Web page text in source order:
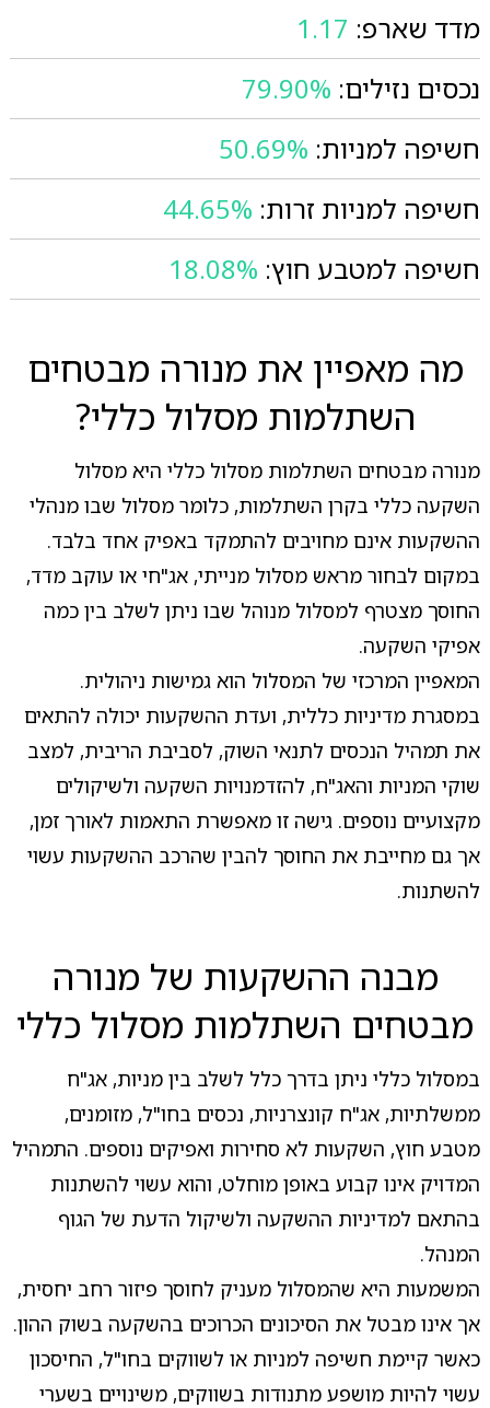
מדד שארפ: 1.17
נכסים נזילים: 79.90%
חשיפה למניות: 50.69%
חשיפה למניות זרות: 44.65%
חשיפה למטבע חוץ: 18.08%
מה מאפיין את מנורה מבטחים
השתלמות מסלול כללי?
מנורה מבטחים השתלמות מסלול כללי היא מסלול
השקעה כללי בקרן השתלמות, כלומר מסלול שבו מנהלי
ההשקעות אינם מחויבים להתמקד באפיק אחד בלבד.
במקום לבחור מראש מסלול מנייתי, אג"חי או עוקב מדד,
החוסך מצטרף למסלול מנוהל שבו ניתן לשלב בין כמה
אפיקי השקעה.
המאפיין המרכזי של המסלול הוא גמישות ניהולית.
במסגרת מדיניות כללית, ועדת ההשקעות יכולה להתאים
את תמהיל הנכסים לתנאי השוק, לסביבת הריבית, למצב
שוקי המניות והאג"ח, להזדמנויות השקעה ולשיקולים
מקצועיים נוספים. גישה זו מאפשרת התאמות לאורך זמן,
אך גם מחייבת את החוסך להבין שהרכב ההשקעות עשוי
להשתנות.
מבנה ההשקעות של מנורה
מבטחים השתלמות מסלול כללי
במסלול כללי ניתן בדרך כלל לשלב בין מניות, אג"ח
ממשלתיות, אג"ח קונצרניות, נכסים בחו"ל, מזומנים,
מטבע חוץ, השקעות לא סחירות ואפיקים נוספים. התמהיל
המדויק אינו קבוע באופן מוחלט, והוא עשוי להשתנות
בהתאם למדיניות ההשקעה ולשיקול הדעת של הגוף
המנהל.
המשמעות היא שהמסלול מעניק לחוסך פיזור רחב יחסית,
אך אינו מבטל את הסיכונים הכרוכים בהשקעה בשוק ההון.
כאשר קיימת חשיפה למניות או לשווקים בחו"ל, החיסכון
עשוי להיות מושפע מתנודות בשווקים, משינויים בשערי